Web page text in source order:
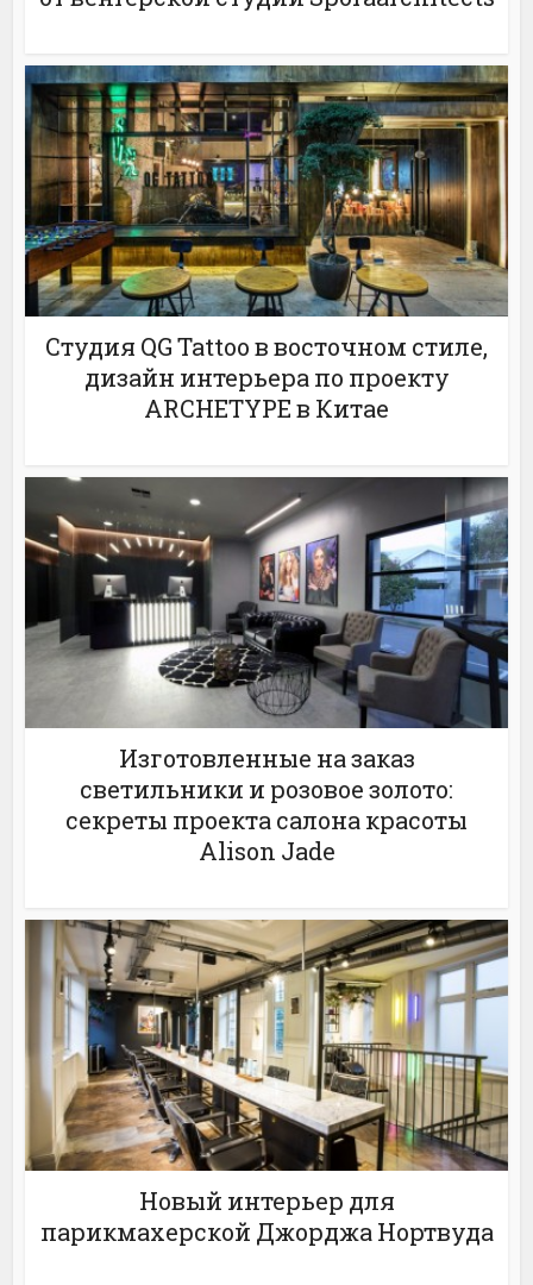
Студия QG Tattoo в восточном стиле,
дизайн интерьера по проекту
ARCHETYPE в Китае
Изготовленные на заказ
светильники и розовое золото:
секреты проекта салона красоты
Alison Jade
Новый интерьер для
парикмахерской Джорджа Нортвуда